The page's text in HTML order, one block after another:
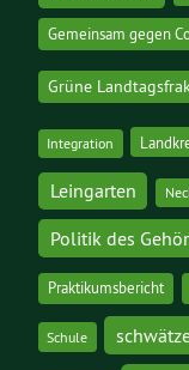
Gemeinsam gegen
Grüne
Integration
Leingarten
Politik des
Praktikumsbericht
Schule